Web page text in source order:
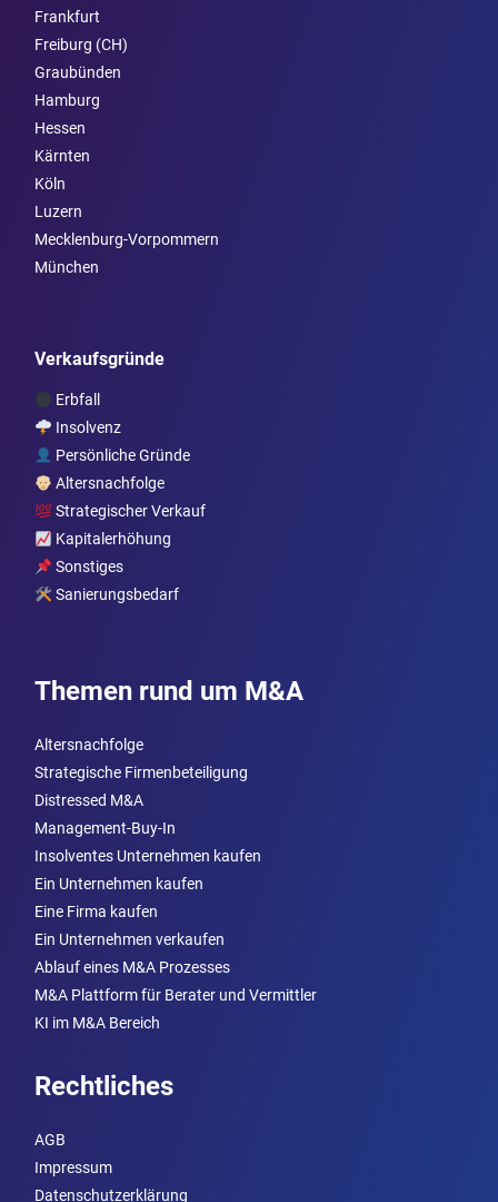
Frankfurt
Freiburg (CH)
Graubünden
Hamburg
Hessen
Kärnten
Köln
Luzern
Mecklenburg-Vorpommern
München
Verkaufsgründe
Erbfall
Insolvenz
Persönliche Gründe
Altersnachfolge
Strategischer Verkauf
Kapitalerhöhung
Sonstiges
Sanierungsbedarf
Themen rund um M&A
Altersnachfolge
Strategische Firmenbeteiligung
Distressed M&A
Management-Buy-In
Insolventes Unternehmen kaufen
Ein Unternehmen kaufen
Eine Firma kaufen
Ein Unternehmen verkaufen
Ablauf eines M&A Prozesses
M&A Plattform für Berater und Vermittler
KI im M&A Bereich
Rechtliches
AGB
Impressum
Datenschutzerklärung